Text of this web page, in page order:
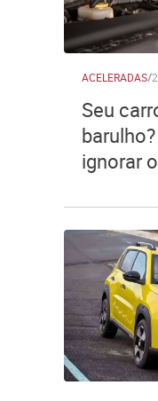
ACELERADAS/
Seu
ignorar